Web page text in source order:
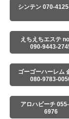
シンテン 070-
えちえちエステ
090-9443-
ゴーゴーハーレム
080-9783-
アロハビーチ
6976